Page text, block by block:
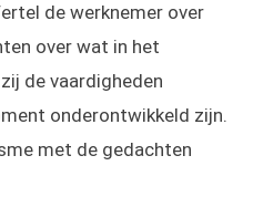
de werknemer over
over wat in het
de vaardigheden
onderontwikkeld zijn.
met de gedachten